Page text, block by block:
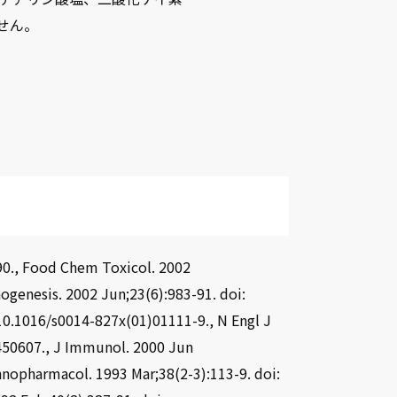
。
Food Chem Toxicol. 2002
2002 Jun;23(6):983-91. doi:
s0014-827x(01)01111-9., N Engl J
J Immunol. 2000 Jun
1993 Mar;38(2-3):113-9. doi: